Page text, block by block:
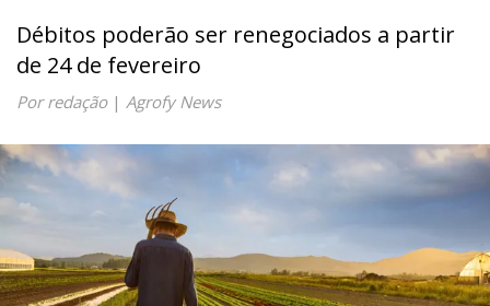
Débitos poderão ser renegociados a partir
de 24 de fevereiro
Por redação| Agrofy News